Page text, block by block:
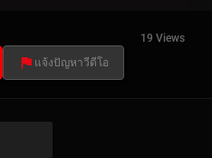
19 Views
แจ้งปัญหาวีดีโอ